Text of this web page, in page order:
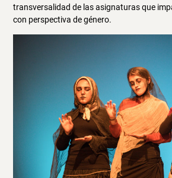
transversalidad de las asignaturas que
con perspectiva de género.